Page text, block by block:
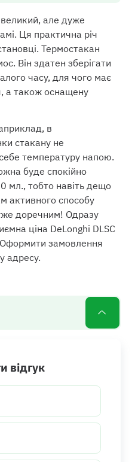
але дуже
Ця практична річ
Термостакан
Він здатен зберігати
часу, для чого має
а також оснащену
в
стакану не
температуру напою.
буде спокійно
мл., тобто навіть дещо
активного способу
доречним! Одразу
ціна DeLonghi DLSC
Оформити замовлення
адресу.
відгук